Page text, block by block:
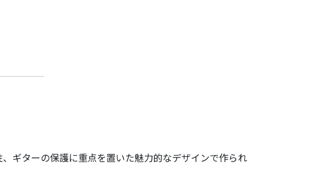
ギターの保護に重点を置いた魅力的なデザインで作られ